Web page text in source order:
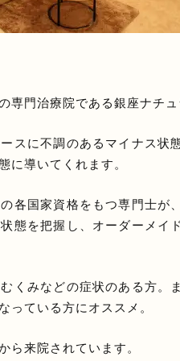
門治療院である銀座ナチュ
スに不調のあるマイナス状
に導いてくれます。
各国家資格をもつ専門士が
態を把握し、オーダーメイ
くみなどの症状のある方。
っている方にオススメ。
ら来院されています。